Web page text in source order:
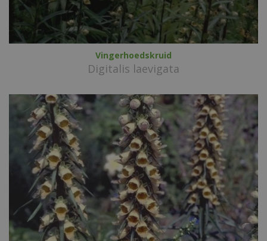
Vingerhoedskruid
Digitalis laevigata